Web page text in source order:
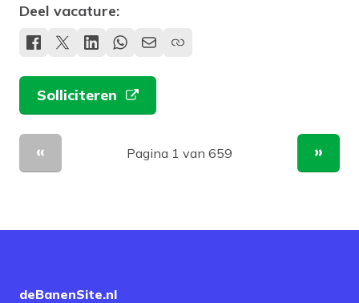
Deel vacature:
Solliciteren
Vorige pagina
Pagina 1 van 659
deBanenSite.nl